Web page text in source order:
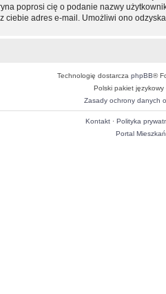
poprosi cię o podanie nazwy
ciebie adres e-mail. Umożliwi ono
Technologię dostarcza phpBB®
Polski pakiet językowy
Zasady ochrony danych
Kontakt· Polityka
Portal